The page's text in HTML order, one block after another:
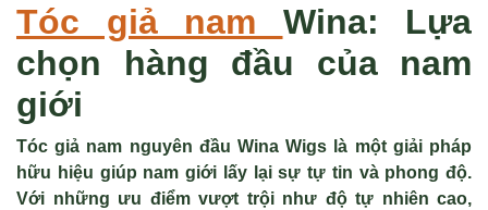
Tóc giả nam Wina: Lựa
chọn hàng đầu của nam
giới
Tóc giả nam nguyên đầu Wina Wigs là một giải pháp
hữu hiệu giúp nam giới lấy lại sự tự tin và phong độ.
Với những ưu điểm vượt trội như độ tự nhiên cao,